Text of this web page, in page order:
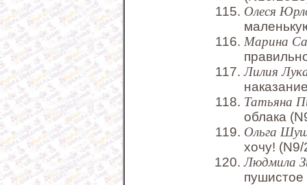
Олеся
Марина
Лилия
Татьяна
облака
Ольга
хочу!
Людмила
пушистое